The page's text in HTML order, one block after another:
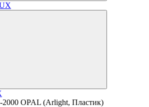
OPAL (Arlight, Пластик)